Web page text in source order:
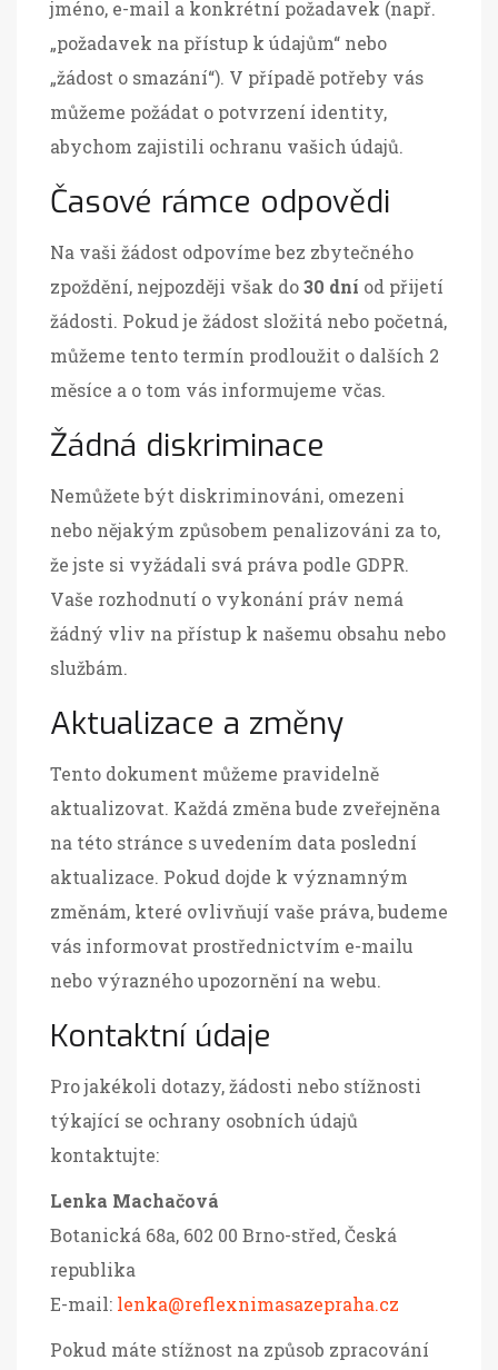
jméno, e-mail a konkrétní požadavek (např.
„požadavek na přístup k údajům“ nebo
„žádost o smazání“). V případě potřeby vás
můžeme požádat o potvrzení identity,
abychom zajistili ochranu vašich údajů.
Časové rámce odpovědi
Na vaši žádost odpovíme bez zbytečného
zpoždění, nejpozději však do30 dní od přijetí
žádosti. Pokud je žádost složitá nebo početná,
můžeme tento termín prodloužit o dalších 2
měsíce a o tom vás informujeme včas.
Žádná diskriminace
Nemůžete být diskriminováni, omezeni
nebo nějakým způsobem penalizováni za to,
že jste si vyžádali svá práva podle GDPR.
Vaše rozhodnutí o vykonání práv nemá
žádný vliv na přístup k našemu obsahu nebo
službám.
Aktualizace a změny
Tento dokument můžeme pravidelně
aktualizovat. Každá změna bude zveřejněna
na této stránce s uvedením data poslední
aktualizace. Pokud dojde k významným
změnám, které ovlivňují vaše práva, budeme
vás informovat prostřednictvím e-mailu
nebo výrazného upozornění na webu.
Kontaktní údaje
Pro jakékoli dotazy, žádosti nebo stížnosti
týkající se ochrany osobních údajů
kontaktujte:
Lenka Machačová
Botanická 68a, 602 00 Brno-střed, Česká
republika
E-mail: lenka@reflexnimasazepraha.cz
Pokud máte stížnost na způsob zpracování